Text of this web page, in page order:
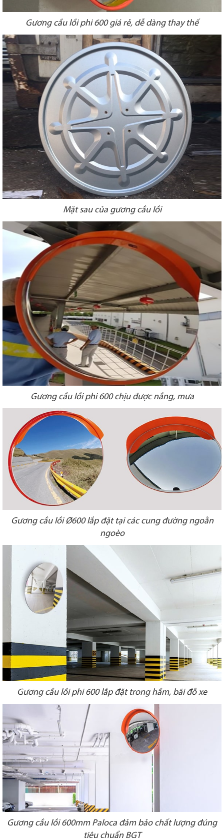
Gương cầu lồi phi 600 giá rẻ, dễ dàng thay thế
Mặt sau của gương cầu lồi
Gương cầu lồi phi 600 chịu được nắng, mưa
Gương cầu lồi Ø600 lắp đặt tại các cung đường ngoằn
ngoèo
Gương cầu lồi phi 600 lắp đặt trong hầm, bãi đỗ xe
Gương cầu lồi 600mm Paloca đảm bảo chất lượng đúng
tiêu chuẩn BGT